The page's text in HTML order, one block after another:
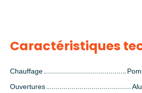
Caractéristiques
Chauffage
Ouvertures